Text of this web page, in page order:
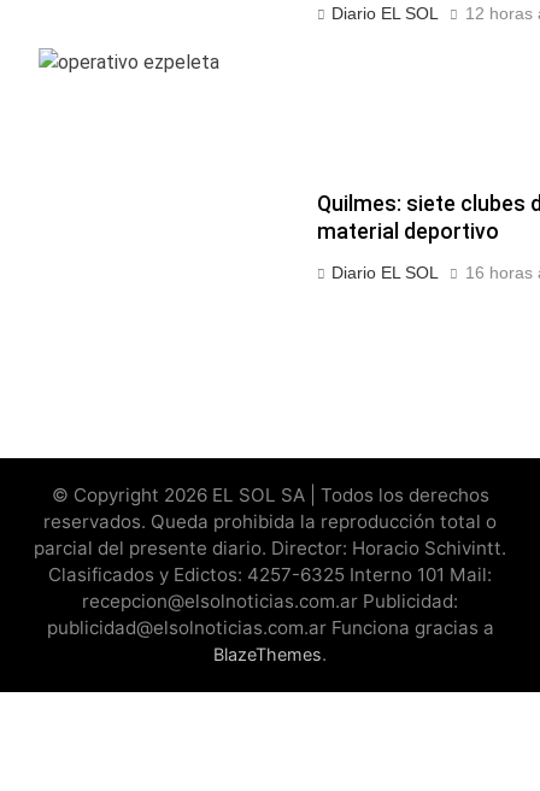
Diario EL SOL 12 horas
Quilmes: siete clubes
material deportivo
Diario EL SOL 16 horas
© Copyright 2026 EL SOL SA | Todos los derechos
reservados. Queda prohibida la reproducción total o
parcial del presente diario. Director: Horacio Schivintt.
Clasificados y Edictos: 4257-6325 Interno 101 Mail:
recepcion@elsolnoticias.com.ar Publicidad:
publicidad@elsolnoticias.com.ar Funciona gracias a
BlazeThemes.